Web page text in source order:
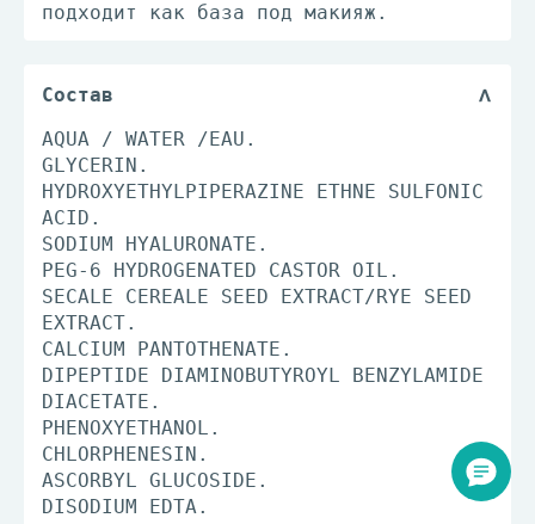
подходит как база под макияж.
Состав
AQUA / WATER /EAU.
GLYCERIN.
HYDROXYETHYLPIPERAZINE ETHNE SULFONIC
ACID.
SODIUM HYALURONATE.
PEG-6 HYDROGENATED CASTOR OIL.
SECALE CEREALE SEED EXTRACT/RYE SEED
EXTRACT.
CALCIUM PANTOTHENATE.
DIPEPTIDE DIAMINOBUTYROYL BENZYLAMIDE
DIACETATE.
PHENOXYETHANOL.
CHLORPHENESIN.
ASCORBYL GLUCOSIDE.
DISODIUM EDTA.